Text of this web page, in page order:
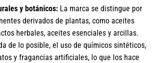
y botánicos: La marca se distingue por
derivados de plantas, como aceites
herbales, aceites esenciales y arcillas.
de lo posible, el uso de químicos sintéticos,
y fragancias artificiales, lo que los hace